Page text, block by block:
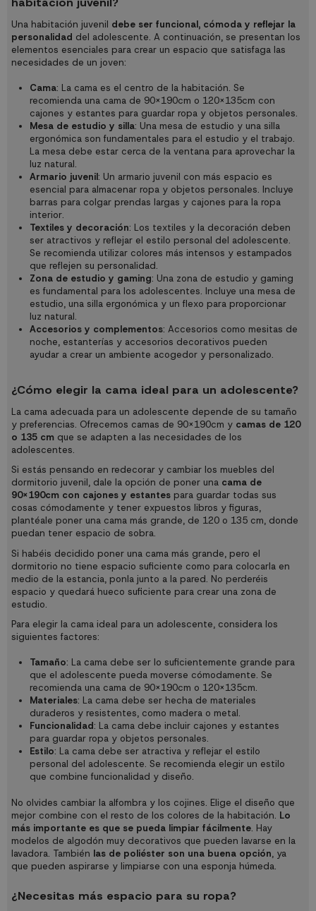
Una habitación juvenil debe ser funcional, cómoda y reflejar la
personalidad del adolescente. A continuación, se presentan los
elementos esenciales para crear un espacio que satisfaga las
necesidades de un joven:
Cama: La cama es el centro de la habitación. Se
recomienda una cama de 90x190cm o 120x135cm con
cajones y estantes para guardar ropa y objetos personales.
Mesa de estudio y silla: Una mesa de estudio y una silla
ergonómica son fundamentales para el estudio y el trabajo.
La mesa debe estar cerca de la ventana para aprovechar la
luz natural.
Armario juvenil: Un armario juvenil con más espacio es
esencial para almacenar ropa y objetos personales. Incluye
barras para colgar prendas largas y cajones para la ropa
interior.
Textiles y decoración: Los textiles y la decoración deben
ser atractivos y reflejar el estilo personal del adolescente.
Se recomienda utilizar colores más intensos y estampados
que reflejen su personalidad.
Zona de estudio y gaming: Una zona de estudio y gaming
es fundamental para los adolescentes. Incluye una mesa de
estudio, una silla ergonómica y un flexo para proporcionar
luz natural.
Accesorios y complementos: Accesorios como mesitas de
noche, estanterías y accesorios decorativos pueden
ayudar a crear un ambiente acogedor y personalizado.
¿Cómo elegir la cama ideal para un adolescente?
La cama adecuada para un adolescente depende de su tamaño
y preferencias. Ofrecemos camas de 90x190cm y camas de 120
o 135 cm que se adapten a las necesidades de los
adolescentes.
Si estás pensando en redecorar y cambiar los muebles del
dormitorio juvenil, dale la opción de poner una cama de
90x190cm con cajones y estantes para guardar todas sus
cosas cómodamente y tener expuestos libros y figuras,
plantéale poner una cama más grande, de 120 o 135 cm, donde
puedan tener espacio de sobra.
Si habéis decidido poner una cama más grande, pero el
dormitorio no tiene espacio suficiente como para colocarla en
medio de la estancia, ponla junto a la pared. No perderéis
espacio y quedará hueco suficiente para crear una zona de
estudio.
Para elegir la cama ideal para un adolescente, considera los
siguientes factores:
Tamaño: La cama debe ser lo suficientemente grande para
que el adolescente pueda moverse cómodamente. Se
recomienda una cama de 90x190cm o 120x135cm.
Materiales: La cama debe ser hecha de materiales
duraderos y resistentes, como madera o metal.
Funcionalidad: La cama debe incluir cajones y estantes
para guardar ropa y objetos personales.
Estilo: La cama debe ser atractiva y reflejar el estilo
personal del adolescente. Se recomienda elegir un estilo
que combine funcionalidad y diseño.
No olvides cambiar la alfombra y los cojines. Elige el diseño que
mejor combine con el resto de los colores de la habitación. Lo
más importante es que se pueda limpiar fácilmente. Hay
modelos de algodón muy decorativos que pueden lavarse en la
lavadora. También las de poliéster son una buena opción, ya
que pueden aspirarse y limpiarse con una esponja húmeda.
¿Necesitas más espacio para su ropa?